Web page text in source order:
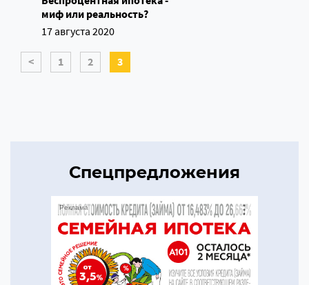
миф или реальность?
17 августа 2020
< 1 2 3
Спецпредложения
Реклама